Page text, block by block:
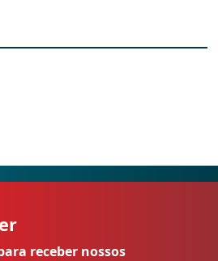
receber nossos